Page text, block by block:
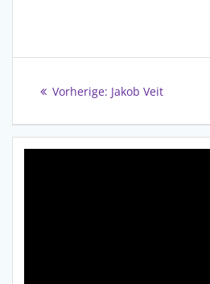
Vorherige: Vorheriger
Jakob Veit